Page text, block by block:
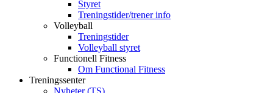
Styret
Treningstider/trener info
Volleyball
Treningstider
Volleyball styret
Functionell Fitness
Om Functional Fitness
Treningssenter
Nyheter (TS)